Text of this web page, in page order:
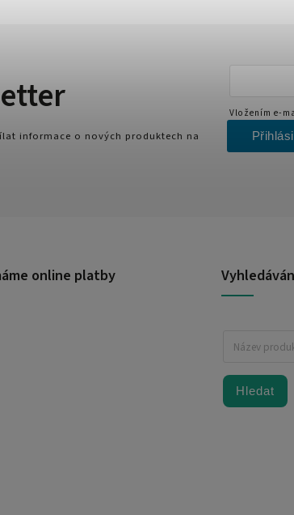
online platby
Hledat
informace o nových produktech na
Vložením e-